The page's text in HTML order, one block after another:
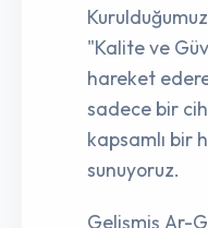
"Kalite ve
hareket
sadece bir
kapsamlı bir
sunuyoruz.
Gelişmiş Ar-